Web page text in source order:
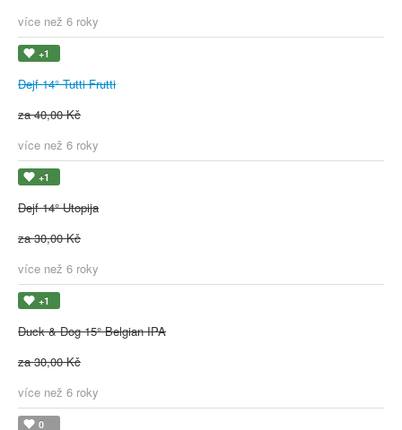
více než 6 roky
+1
Dejf 14° Tutti Frutti
za 40,00 Kč
více než 6 roky
+1
Dejf 14° Utopija
za 30,00 Kč
více než 6 roky
+1
Duck & Dog 15° Belgian IPA
za 30,00 Kč
více než 6 roky
0